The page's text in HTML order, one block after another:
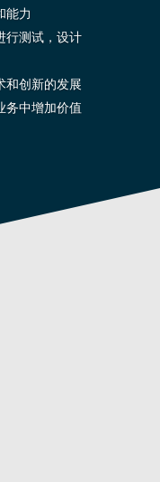
能力
行测试，设计
和创新的发展
务中增加价值